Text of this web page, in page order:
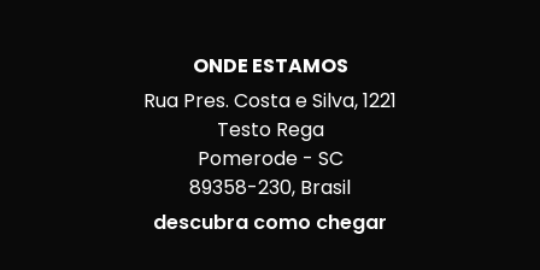
ONDE ESTAMOS
Rua Pres. Costa e Silva, 1221
Testo Rega
Pomerode - SC
89358-230, Brasil
descubra como chegar